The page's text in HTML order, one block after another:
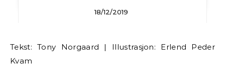
18/12/2019
Tekst: Tony Norgaard | Illustrasjon: Erlend Peder
Kvam